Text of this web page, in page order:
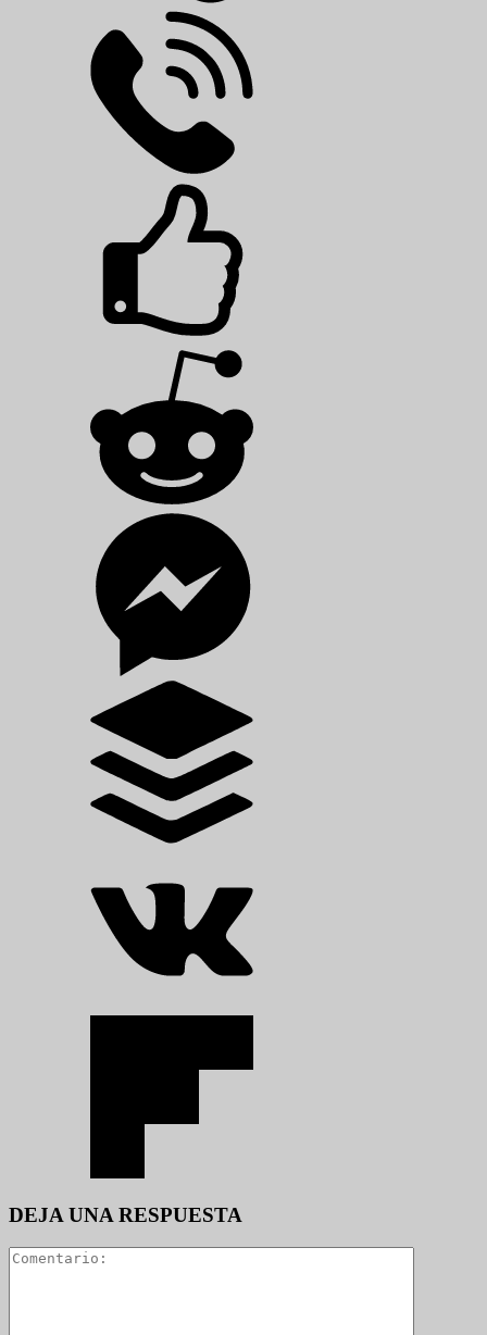
DEJA UNA RESPUESTA